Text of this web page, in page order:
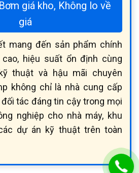
giá kho, Không lo về
giá
mang đến sản phẩm chính
cao, hiệu suất ổn định cùng
thuật và hậu mãi chuyên
không chỉ là nhà cung cấp
tác đáng tin cậy trong mọi
nghiệp cho nhà máy, khu
dự án kỹ thuật trên toàn